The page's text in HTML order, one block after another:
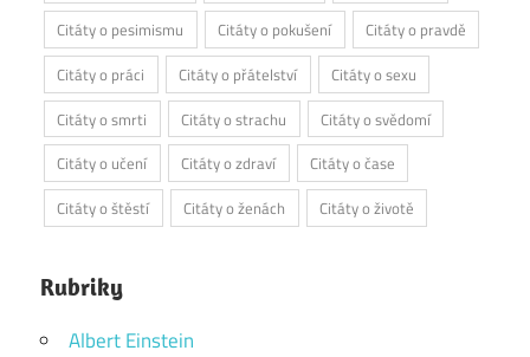
Citáty o pesimismu Citáty o pokušení
Citáty o pravdě
Citáty o práci
Citáty o přátelství
Citáty o sexu
Citáty o smrti
Citáty o strachu
Citáty o svědomí
Citáty o učení
Citáty o zdraví
Citáty o čase
Citáty o štěstí
Citáty o ženách Citáty o životě
Rubriky
Albert Einstein